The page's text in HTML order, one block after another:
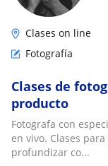
Clases on line
Fotografía
Clases de
producto
Fotografa con
en vivo. Clases
profundizar co...